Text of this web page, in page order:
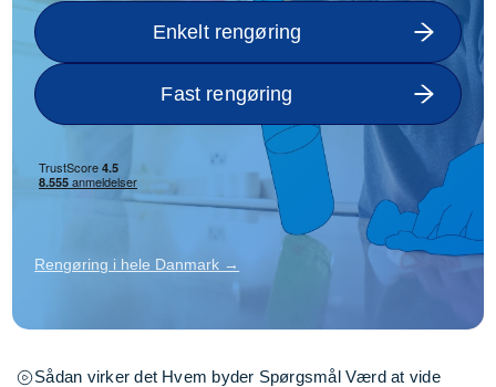
Enkelt rengøring
Fast rengøring
Rengøring i hele Danmark →
Sådan virker det Hvem byder Spørgsmål Værd at vide